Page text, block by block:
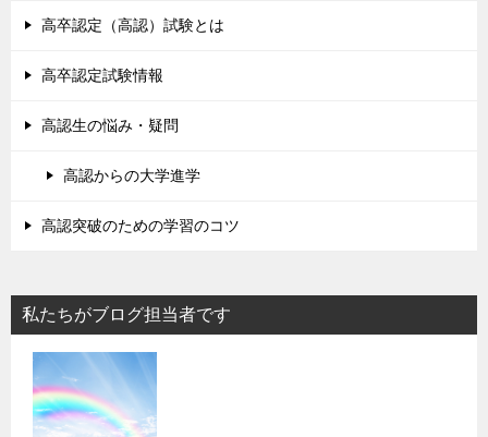
高卒認定（高認）試験とは
高卒認定試験情報
高認生の悩み・疑問
高認からの大学進学
高認突破のための学習のコツ
私たちがブログ担当者です